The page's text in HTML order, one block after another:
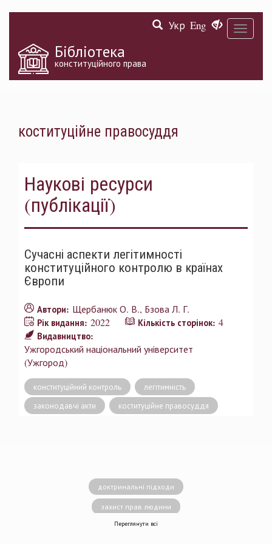
Toggle
Укр Eng
Бібліотека
конституційного права
коституційне правосуддя
Наукові ресурси
(публікації)
Сучасні аспекти легітимності
конституційного контролю в країнах
Європи
Автори: Щербанюк О. В. Бзова Л. Г.
Рік видання: 2022 Кількість сторінок: 4
Видавництво:
Ужгородський національний університет
(Ужгород)
конституційний контроль
легітимність
законодавчі акти
коституційне правосуддя
доктринальні підходи
захист прав людини
децентралізація влади
Переглянути всі